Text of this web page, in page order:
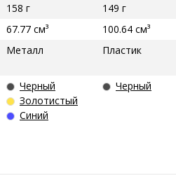
158 г
149 г
67.77 см³
100.64 см³
Металл Пластик
Черный
Золотистый
Синий
Черный